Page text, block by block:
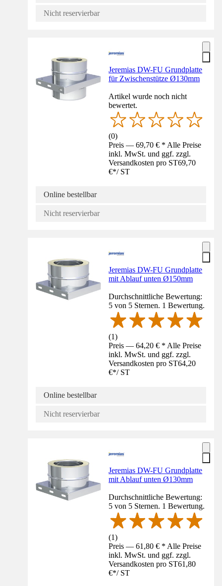
Nicht reservierbar
Jeremias DW-FU Grundplatte
für Zwischenstütze Ø130mm
Artikel wurde noch nicht
bewertet.
(0)
Preis — 69,70 € * Alle Preise
inkl. MwSt. und ggf. zzgl.
Versandkosten pro ST69,70
€*/ ST
Online bestellbar
Nicht reservierbar
Jeremias DW-FU Grundplatte
mit Ablauf unten Ø150mm
Durchschnittliche Bewertung:
5 von 5 Sternen. 1 Bewertung.
(1)
Preis — 64,20 € * Alle Preise
inkl. MwSt. und ggf. zzgl.
Versandkosten pro ST64,20
€*/ ST
Online bestellbar
Nicht reservierbar
Jeremias DW-FU Grundplatte
mit Ablauf unten Ø130mm
Durchschnittliche Bewertung:
5 von 5 Sternen. 1 Bewertung.
(1)
Preis — 61,80 € * Alle Preise
inkl. MwSt. und ggf. zzgl.
Versandkosten pro ST61,80
€*/ ST